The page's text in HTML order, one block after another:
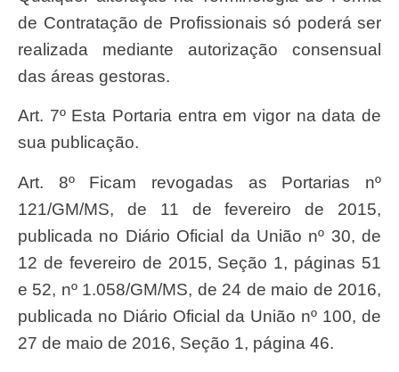
de Contratação de Profissionais só poderá ser
realizada mediante autorização consensual
das áreas gestoras.
Art. 7º Esta Portaria entra em vigor na data de
sua publicação.
Art. 8º Ficam revogadas as Portarias nº
121/GM/MS, de 11 de fevereiro de 2015,
publicada no Diário Oficial da União nº 30, de
12 de fevereiro de 2015, Seção 1, páginas 51
e 52, nº 1.058/GM/MS, de 24 de maio de 2016,
publicada no Diário Oficial da União nº 100, de
27 de maio de 2016, Seção 1, página 46.